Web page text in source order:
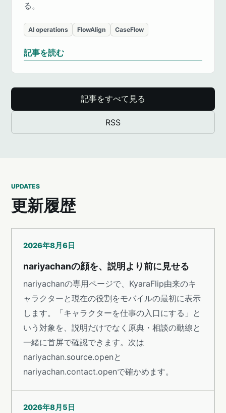
る。
AI operations FlowAlign CaseFlow
記事を読む
記事をすべて見る
RSS
UPDATES
更新履歴
2026年8月6日
nariyachanの顔を、説明より前に見せる
nariyachanの専用ページで、KyaraFlip由来のキ
ャラクターと現在の役割をモバイルの最初に表示
します。「キャラクターを仕事の入口にする」と
いう対象を、説明だけでなく原典・相談の動線と
一緒に首屏で確認できます。次は
nariyachan.source.openと
nariyachan.contact.openで確かめます。
2026年8月5日